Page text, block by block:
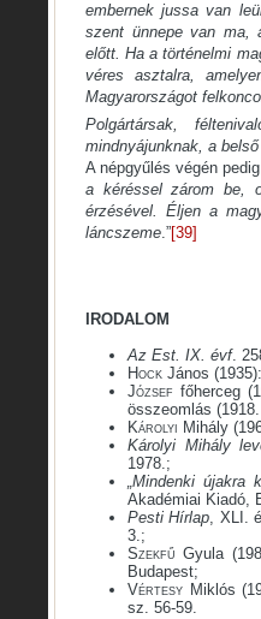
embernek jussa van
szent ünnepe van ma,
előtt. Ha a történelmi
véres asztalra,
Magyarországot
Polgártársak,
mindnyájunknak, a
A népgyűlés végén
a kéréssel zárom be,
érzésével. Éljen a
láncszeme.”[39]
IRODALOM
Az Est. IX. évf.
Hock János (1935):
József főherceg
összeomlás
Károlyi Mihály
Károlyi Mihály
1978.;
„Mindenki újakra
Akadémiai Kiadó,
Pesti Hírlap, XLI.
3.;
Szekfű Gyula
Budapest;
Vértesy Miklós
sz. 56-59.